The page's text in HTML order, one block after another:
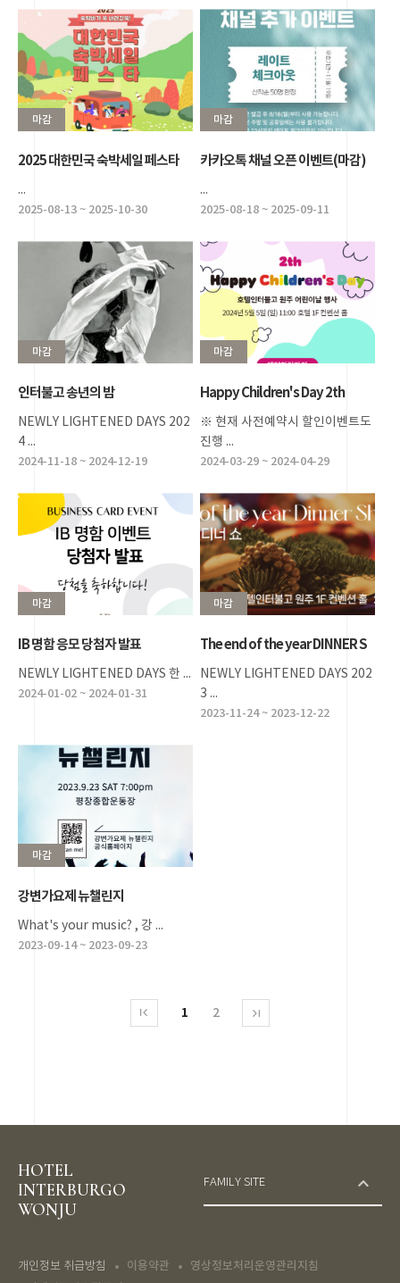
마감
2025 대한민국 숙박세일 페스타
...
2025-08-13 ~ 2025-10-30
마감
카카오톡 채널 오픈 이벤트(마감)
...
2025-08-18 ~ 2025-09-11
마감
인터불고 송년의 밤
NEWLY LIGHTENED DAYS 202
4 ...
2024-11-18 ~ 2024-12-19
마감
Happy Children's Day 2th
※ 현재 사전예약시 할인이벤트도
진행 ...
2024-03-29 ~ 2024-04-29
마감
IB 명함 응모 당첨자 발표
NEWLY LIGHTENED DAYS 한 ...
2024-01-02 ~ 2024-01-31
마감
The end of the year DINNER S
HOW, IB 송년의밤 디너쇼
NEWLY LIGHTENED DAYS 202
3 ...
2023-11-24 ~ 2023-12-22
마감
강변가요제 뉴챌린지
What's your music? , 강 ...
2023-09-14 ~ 2023-09-23
1 2
HOTEL
INTERBURGO
WONJU
FAMILY SITE
개인정보 취급방침 이용약관
영상정보처리운영관리지침